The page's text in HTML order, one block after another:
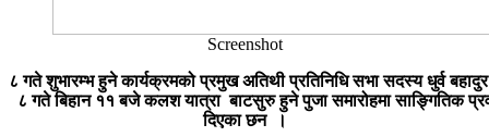
Screenshot
८ गते शुभारम्भ हुने कार्यक्रमको प्रमुख अतिथी प्रतिनिधि सभा सदस्य धुर्व बहादुर
८ गते बिहान ११ बजे कलश यात्रा बाटसुरु हुने पुजा समारोहमा साङ्गितिक
दिएका छन
।